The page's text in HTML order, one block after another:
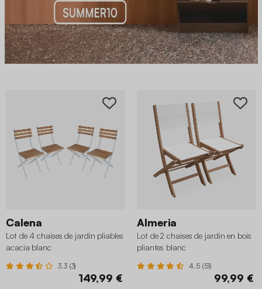
Calena
Lot de 4 chaises de jardin pliables
acacia blanc
3.3 (3)
149,99 €
Almeria
Lot de 2 chaises de jardin en bois
pliantes blanc
4.5 (51)
99,99 €